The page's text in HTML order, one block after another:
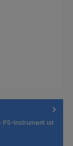
PS-Instrument ist